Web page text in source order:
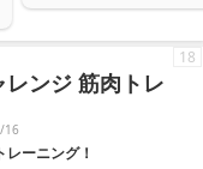
ンジ 筋肉トレ
16
ーニング！
18